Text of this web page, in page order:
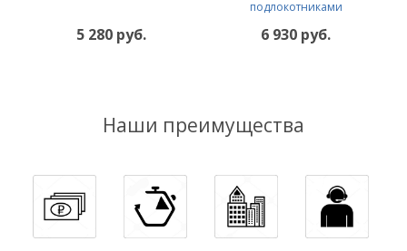
5 280 руб.
подлокотниками
6 930 руб.
Наши преимущества